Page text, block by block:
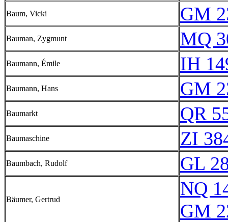
Baum, Vicki GM
Bauman, Zygmunt MQ
Baumann, Émile IH
Baumann, Hans GM
Baumarkt QR
Baumaschine ZI
Baumbach, Rudolf GL
Bäumer, Gertrud
NQ
GM